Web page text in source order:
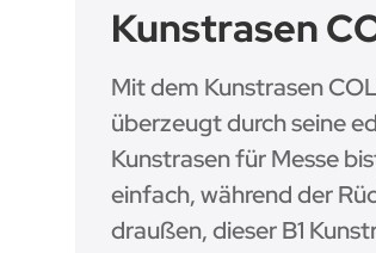
Kunstrasen
Mit dem Kunstrasen
überzeugt durch seine
Kunstrasen für Messe
einfach, während der
draußen, dieser B1